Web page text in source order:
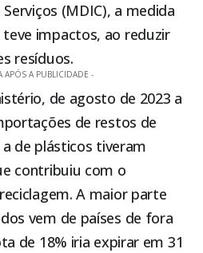
(MDIC), a medida
impactos, ao reduzir
resíduos.
APÓS A PUBLICIDADE -
de agosto de 2023 a
de restos de
de plásticos tiveram
contribuiu com o
A maior parte
vem de países de fora
de 18% iria expirar em 31